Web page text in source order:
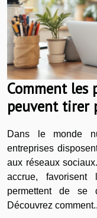
Comment les
peuvent tirer
Dans le monde
entreprises
aux réseaux
accrue, favorisent
permettent de se
Découvrez